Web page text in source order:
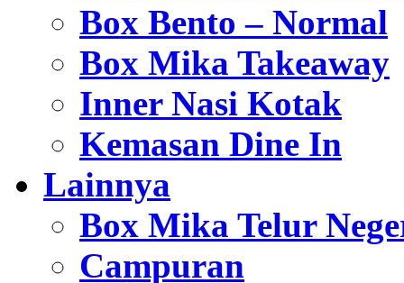
Box Bento – Normal
Box Mika Takeaway
Inner Nasi Kotak
Kemasan Dine In
Lainnya
Box Mika Telur
Campuran